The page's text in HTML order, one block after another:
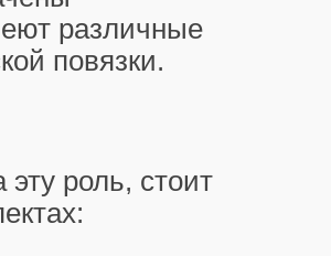
различные
повязки.
роль, стоит